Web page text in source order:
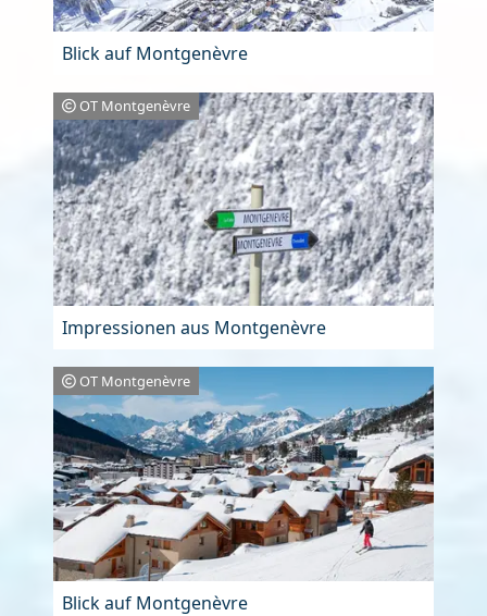
Blick auf Montgenèvre
OT Montgenèvre
Impressionen aus Montgenèvre
OT Montgenèvre
Blick auf Montgenèvre